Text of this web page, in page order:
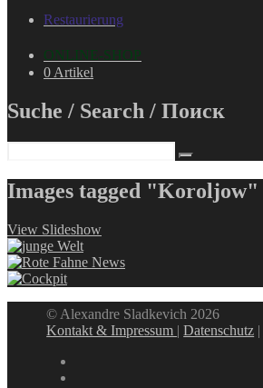
Restaurierung
ONLINE-SHOP
0 Artikel
Suche / Search / Поиск
Images tagged "Koroljow"
View Slideshow
© Alexandre Sladkevich 2026
Kontakt & Impressum |Datenschutz |